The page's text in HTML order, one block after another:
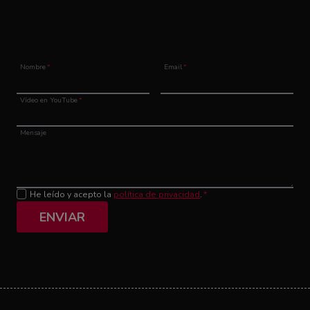
Nombre* Email*
Vídeo en YouTube*
Mensaje
He leído y acepto la política de privacidad. *
ENVIAR